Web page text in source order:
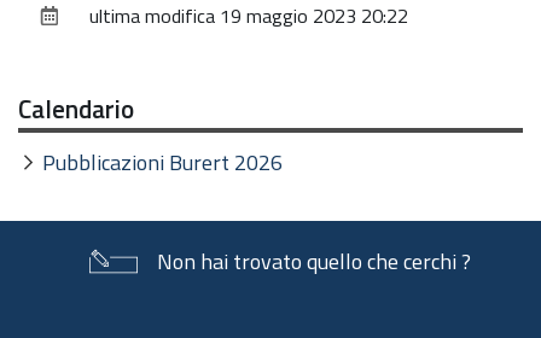
documentoultima modifica 19 maggio 2023 20:22
Calendario
Pubblicazioni Burert 2026
Non hai trovato quello che cerchi ?